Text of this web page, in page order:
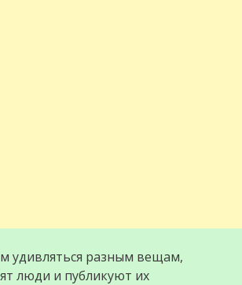
удивляться разным вещам,
люди и публикуют их